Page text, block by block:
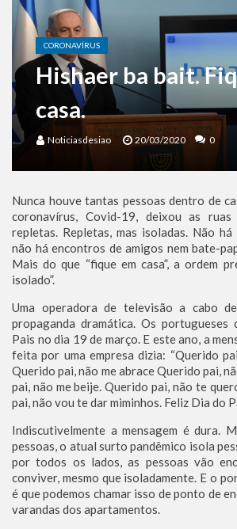
Benjamin Netanyahu faz discurso impactante no
CORONAVÍRUS
Hishaer ba bait.
casa.
Noticiasdesiao 20/03/2020 0
Nunca houve tantas pessoas dentro de
coronavírus, Covid-19, deixou as
repletas. Repletas, mas isoladas. Não
não há encontros de amigos nem bate-
Mais do que “fique em casa”, a ordem
isolado”.
Uma operadora de televisão a cabo
propaganda dramática. Os portugueses
Pais no dia 19 de março. E este ano, a
feita por uma empresa dizia: “Querido
Querido pai, não me abrace Querido pai,
pai, não me beije. Querido pai, não te
pai, não vou te dar miminhos. Feliz Dia do
Indiscutivelmente a mensagem é dura.
pessoas, o atual surto pandêmico isola
por todos os lados, as pessoas vão
conviver, mesmo que isoladamente. E o
é que podemos chamar isso de ponto de
varandas dos apartamentos.